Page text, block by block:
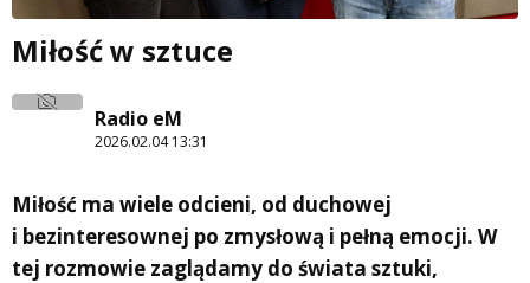
Miłość w sztuce
Radio eM
2026.02.04 13:31
Miłość ma wiele odcieni, od duchowej
i bezinteresownej po zmysłową i pełną emocji. W
tej rozmowie zaglądamy do świata sztuki,